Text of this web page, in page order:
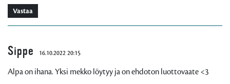
Vastaa
Sippe 16.10.2022 20:15
Alpa on ihana. Yksi mekko löytyy ja on ehdoton luottovaate <3